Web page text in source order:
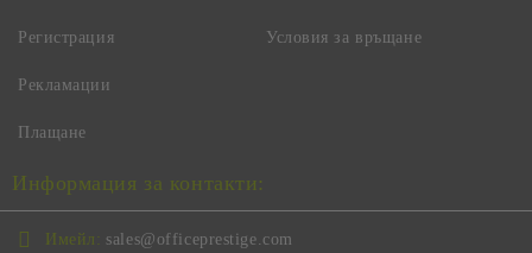
Регистрация Условия за връщане
Рекламации
Плащане
Информация за контакти:
Имейл: sales@officeprestige.com